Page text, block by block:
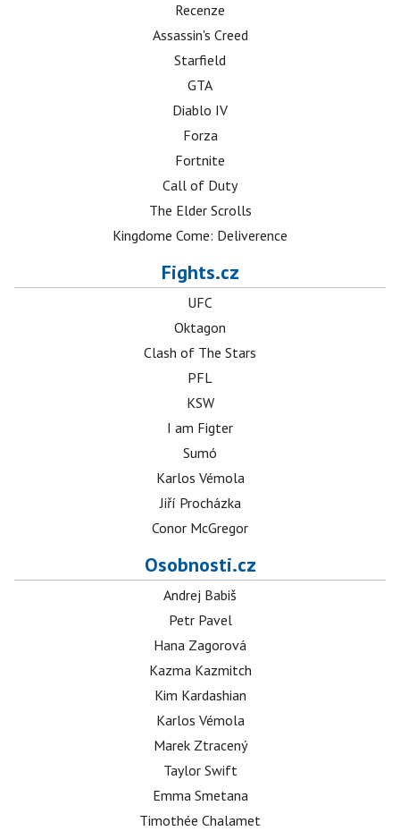
Recenze
Assassin's Creed
Starfield
GTA
Diablo IV
Forza
Fortnite
Call of Duty
The Elder Scrolls
Kingdome Come: Deliverence
Fights.cz
UFC
Oktagon
Clash of The Stars
PFL
KSW
I am Figter
Sumó
Karlos Vémola
Jiří Procházka
Conor McGregor
Osobnosti.cz
Andrej Babiš
Petr Pavel
Hana Zagorová
Kazma Kazmitch
Kim Kardashian
Karlos Vémola
Marek Ztracený
Taylor Swift
Emma Smetana
Timothée Chalamet